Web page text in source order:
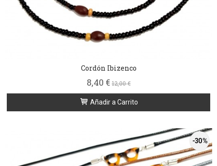
Cordón Ibizenco
8,40 €12,00 €
Añadir a Carrito
-30 %